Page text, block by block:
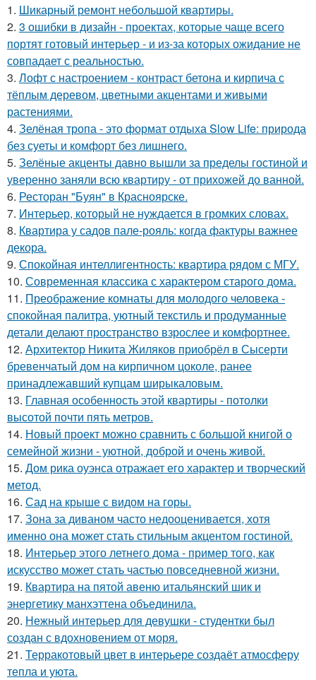
1. Шикарный ремонт небольшой квартиры.
2. 3 ошибки в дизайн - проектах, которые чаще всего
портят готовый интерьер - и из-за которых ожидание не
совпадает с реальностью.
3. Лофт с настроением - контраст бетона и кирпича с
тёплым деревом, цветными акцентами и живыми
растениями.
4. Зелёная тропа - это формат отдыха Slow Life: природа
без суеты и комфорт без лишнего.
5. Зелёные акценты давно вышли за пределы гостиной и
уверенно заняли всю квартиру - от прихожей до ванной.
6. Ресторан "Буян" в Красноярске.
7. Интерьер, который не нуждается в громких словах.
8. Квартира у садов пале-рояль: когда фактуры важнее
декора.
9. Спокойная интеллигентность: квартира рядом с МГУ.
10. Современная классика с характером старого дома.
11. Преображение комнаты для молодого человека -
спокойная палитра, уютный текстиль и продуманные
детали делают пространство взрослее и комфортнее.
12. Архитектор Никита Жиляков приобрёл в Сысерти
бревенчатый дом на кирпичном цоколе, ранее
принадлежавший купцам ширыкаловым.
13. Главная особенность этой квартиры - потолки
высотой почти пять метров.
14. Новый проект можно сравнить с большой книгой о
семейной жизни - уютной, доброй и очень живой.
15. Дом рика оуэнса отражает его характер и творческий
метод.
16. Сад на крыше с видом на горы.
17. Зона за диваном часто недооценивается, хотя
именно она может стать стильным акцентом гостиной.
18. Интерьер этого летнего дома - пример того, как
искусство может стать частью повседневной жизни.
19. Квартира на пятой авеню итальянский шик и
энергетику манхэттена объединила.
20. Нежный интерьер для девушки - студентки был
создан с вдохновением от моря.
21. Терракотовый цвет в интерьере создаёт атмосферу
тепла и уюта.